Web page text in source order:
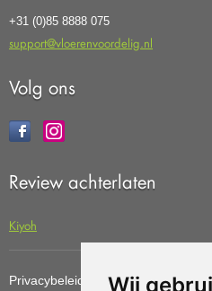
Wij
+31 (0)85 8888 075
support@vloerenvoordelig.nl
Volg ons
Review achterlaten
Kiyoh
Privacybeleid Cookiebeleid Update